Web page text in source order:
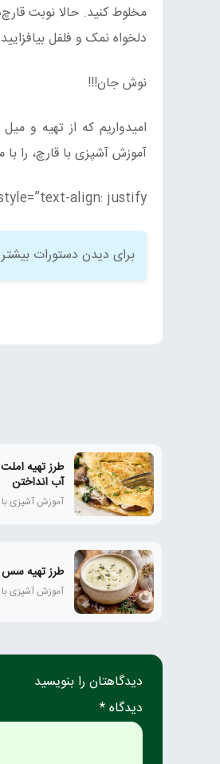
مخلوط کنید. حالا نوبت
دلخواه نمک و فلفل
نوش جان!!!
امیدواریم که از تهیه و
آموزش آشپزی با قارچ، را با
align: justify;”>
برای دیدن دستورات بیشتر
طرز تهیه
آب انداختن
آموزش آشپزی با
طرز تهیه سس
آموزش آشپزی با
دیدگاهتان را بنویسید
دیدگاه *